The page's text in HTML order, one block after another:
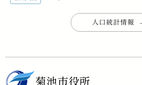
人口統計情報
菊池市役所